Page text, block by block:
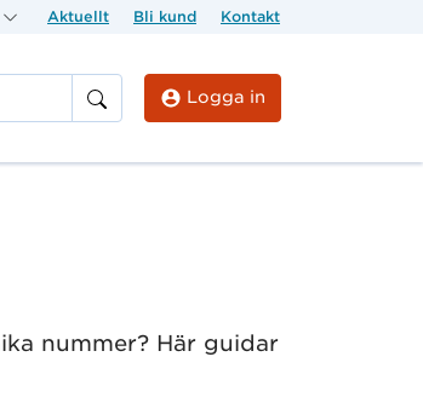
Aktuellt Bli kund Kontakt
Sök
Logga in
nummer? Här guidar